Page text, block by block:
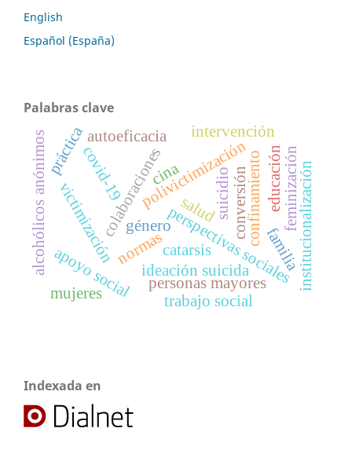
English
Español (España)
Palabras clave
normas
colaboraciones
perspectivas sociales
victimización
polivictimización
suicidio
covid-19 confinamiento
ideación suicida
autoeficacia
apoyo social catarsis
conversión
alcohólicos anónimos
personas mayores
familiainstitucionalización
intervención
práctica educación
salud
género
mujeres trabajo social
feminización
cina
Indexada en